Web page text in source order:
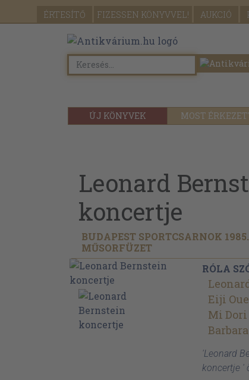
ÉRTESÍTŐ FIZESSEN KÖNYVVEL! AUKCIÓ
ÚJ KÖNYVEK MOST
Leonard
koncertje
BUDAPEST SPORTCSARNOK
MŰSORFÜZET
RÓLA
Eiji Oue
Mi Dori
'Leonard
koncertje '